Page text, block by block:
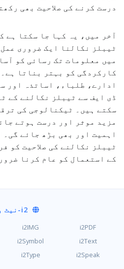
درست کرنے کی صلاحیت بھی
آخر میں، یہ کہا جا سکتا ہے
ٹیبلز نکالنا ایک ضروری
میں معلومات تک رسائی کو
کارکردگی کو بہتر بناتا
ادارے، طلباء، اساتذہ اور
ڈی ایف سے ٹیبلز نکالنے کے
سکتے ہیں۔ ٹیکنالوجی کی
مزید موثر اور درست ہوتے
اہمیت اور بھی بڑھ جائے
ٹیبلز نکالنے کی صلاحیت کو
کے استعمال کو عام کرنا
i2-نیٹ
i2PDF
i2IMG
i2Text
i2Symbol
i2Speak
i2Type